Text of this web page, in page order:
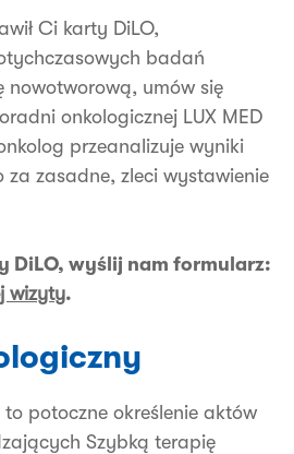
Ci karty DiLO,
badań
nowotworową, umów się
onkologicznej LUX MED
przeanalizuje wyniki
za zasadne, zleci wystawienie
DiLO, wyślij nam formularz:
wizyty.
potoczne określenie aktów
Szybką terapię